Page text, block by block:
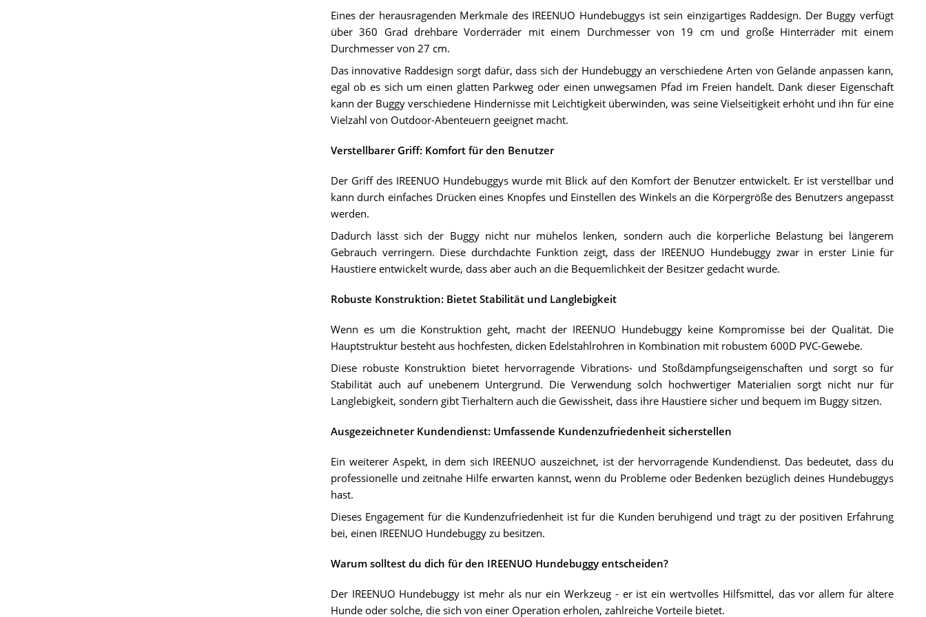
Eines der herausragenden Merkmale des IREENUO Hundebuggys ist sein einzigartiges Raddesign. Der Buggy verfügt
über 360 Grad drehbare Vorderräder mit einem Durchmesser von 19 cm und große Hinterräder mit einem
Durchmesser von 27 cm.
Das innovative Raddesign sorgt dafür, dass sich der Hundebuggy an verschiedene Arten von Gelände anpassen kann,
egal ob es sich um einen glatten Parkweg oder einen unwegsamen Pfad im Freien handelt. Dank dieser Eigenschaft
kann der Buggy verschiedene Hindernisse mit Leichtigkeit überwinden, was seine Vielseitigkeit erhöht und ihn für eine
Vielzahl von Outdoor-Abenteuern geeignet macht.
Verstellbarer Griff: Komfort für den Benutzer
Der Griff des IREENUO Hundebuggys wurde mit Blick auf den Komfort der Benutzer entwickelt. Er ist verstellbar und
kann durch einfaches Drücken eines Knopfes und Einstellen des Winkels an die Körpergröße des Benutzers angepasst
werden.
Dadurch lässt sich der Buggy nicht nur mühelos lenken, sondern auch die körperliche Belastung bei längerem
Gebrauch verringern. Diese durchdachte Funktion zeigt, dass der IREENUO Hundebuggy zwar in erster Linie für
Haustiere entwickelt wurde, dass aber auch an die Bequemlichkeit der Besitzer gedacht wurde.
Robuste Konstruktion: Bietet Stabilität und Langlebigkeit
Wenn es um die Konstruktion geht, macht der IREENUO Hundebuggy keine Kompromisse bei der Qualität. Die
Hauptstruktur besteht aus hochfesten, dicken Edelstahlrohren in Kombination mit robustem 600D PVC-Gewebe.
Diese robuste Konstruktion bietet hervorragende Vibrations- und Stoßdämpfungseigenschaften und sorgt so für
Stabilität auch auf unebenem Untergrund. Die Verwendung solch hochwertiger Materialien sorgt nicht nur für
Langlebigkeit, sondern gibt Tierhaltern auch die Gewissheit, dass ihre Haustiere sicher und bequem im Buggy sitzen.
Ausgezeichneter Kundendienst: Umfassende Kundenzufriedenheit sicherstellen
Ein weiterer Aspekt, in dem sich IREENUO auszeichnet, ist der hervorragende Kundendienst. Das bedeutet, dass du
professionelle und zeitnahe Hilfe erwarten kannst, wenn du Probleme oder Bedenken bezüglich deines Hundebuggys
hast.
Dieses Engagement für die Kundenzufriedenheit ist für die Kunden beruhigend und trägt zu der positiven Erfahrung
bei, einen IREENUO Hundebuggy zu besitzen.
Warum solltest du dich für den IREENUO Hundebuggy entscheiden?
Der IREENUO Hundebuggy ist mehr als nur ein Werkzeug - er ist ein wertvolles Hilfsmittel, das vor allem für ältere
Hunde oder solche, die sich von einer Operation erholen, zahlreiche Vorteile bietet.